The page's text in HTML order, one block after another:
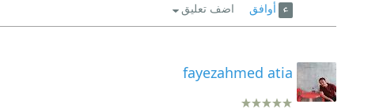
أوافق اضف تعليق
fayezahmed atia